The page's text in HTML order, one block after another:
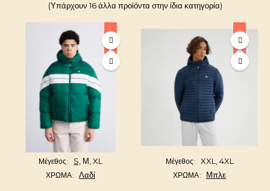
(Υπάρχουν 16 άλλα προϊόντα στην ίδια κατηγορία)
-20%
Μέγεθος S, Μ, XL
ΧΡΩΜΑ Λαδί
-20%
Μέγεθος XXL, 4XL
ΧΡΩΜΑ Μπλε